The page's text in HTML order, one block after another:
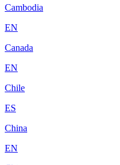
Cambodia
EN
Canada
EN
Chile
ES
China
EN